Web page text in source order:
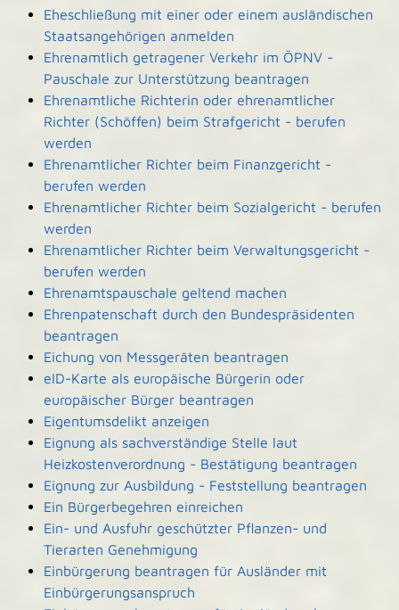
Eheschließung mit einer oder einem ausländischen
Staatsangehörigen anmelden
Ehrenamtlich getragener Verkehr im ÖPNV -
Pauschale zur Unterstützung beantragen
Ehrenamtliche Richterin oder ehrenamtlicher
Richter (Schöffen) beim Strafgericht - berufen
werden
Ehrenamtlicher Richter beim Finanzgericht -
berufen werden
Ehrenamtlicher Richter beim Sozialgericht - berufen
werden
Ehrenamtlicher Richter beim Verwaltungsgericht -
berufen werden
Ehrenamtspauschale geltend machen
Ehrenpatenschaft durch den Bundespräsidenten
beantragen
Eichung von Messgeräten beantragen
eID-Karte als europäische Bürgerin oder
europäischer Bürger beantragen
Eigentumsdelikt anzeigen
Eignung als sachverständige Stelle laut
Heizkostenverordnung - Bestätigung beantragen
Eignung zur Ausbildung - Feststellung beantragen
Ein Bürgerbegehren einreichen
Ein- und Ausfuhr geschützter Pflanzen- und
Tierarten Genehmigung
Einbürgerung beantragen für Ausländer mit
Einbürgerungsanspruch